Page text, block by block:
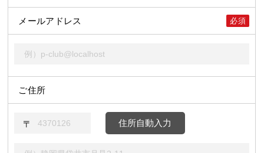
メールアドレス 必須
ご住所
住所自動入力